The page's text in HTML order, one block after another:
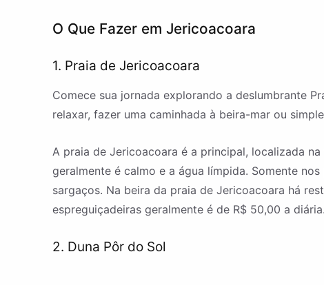
O Que Fazer em Jericoacoara
1. Praia de Jericoacoara
Comece sua jornada explorando a deslumbrante
relaxar, fazer uma caminhada à beira-mar ou
A praia de Jericoacoara é a principal, localizada
geralmente é calmo e a água límpida. Somente
sargaços. Na beira da praia de Jericoacoara há
espreguiçadeiras geralmente é de R$ 50,00 a diária.
2. Duna Pôr do Sol